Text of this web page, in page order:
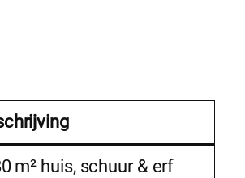
m² huis, schuur & erf